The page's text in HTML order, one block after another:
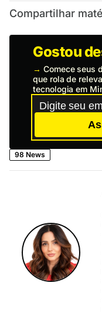
Compartilhar
Gostou
→ Comece seus
que rola de
tecnologia em
98 News